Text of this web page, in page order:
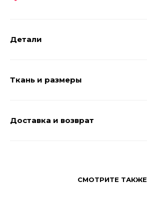
Детали
Ткань и размеры
Доставка и возврат
СМОТРИТЕ ТАКЖЕ